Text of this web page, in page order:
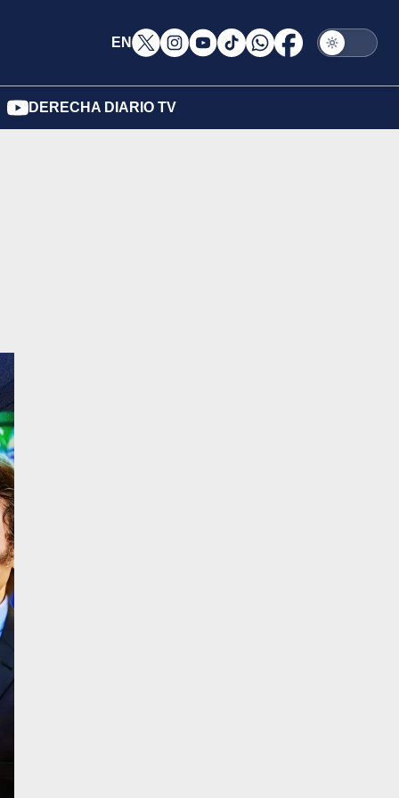
EN
DERECHA DIARIO TV